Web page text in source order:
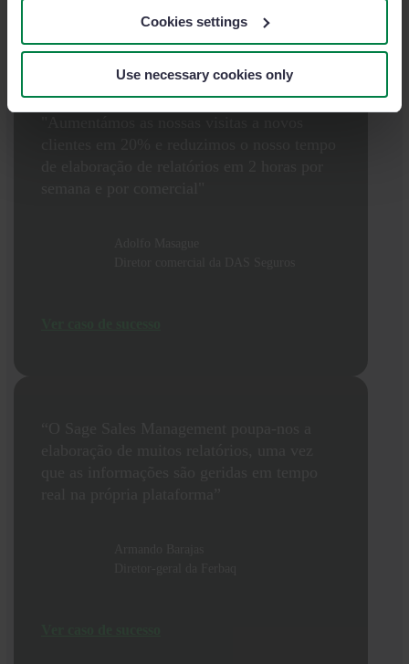
Cookies settings
Use necessary cookies only
Ver caso de sucesso